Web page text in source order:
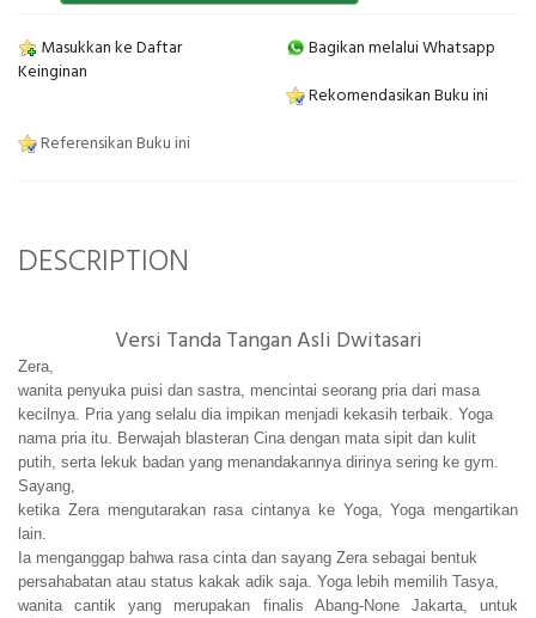
Masukkan ke Daftar
Keinginan
Bagikan melalui Whatsapp
Rekomendasikan Buku ini
Referensikan Buku ini
DESCRIPTION
Versi Tanda Tangan Asli Dwitasari
Zera,
wanita penyuka puisi dan sastra, mencintai seorang pria dari masa
kecilnya. Pria yang selalu dia impikan menjadi kekasih terbaik. Yoga
nama pria itu. Berwajah blasteran Cina dengan mata sipit dan kulit
putih, serta lekuk badan yang menandakannya dirinya sering ke gym.
Sayang,
ketika Zera mengutarakan rasa cintanya ke Yoga, Yoga mengartikan
lain.
Ia menganggap bahwa rasa cinta dan sayang Zera sebagai bentuk
persahabatan atau status kakak adik saja. Yoga lebih memilih Tasya,
wanita cantik yang merupakan finalis Abang-None Jakarta, untuk